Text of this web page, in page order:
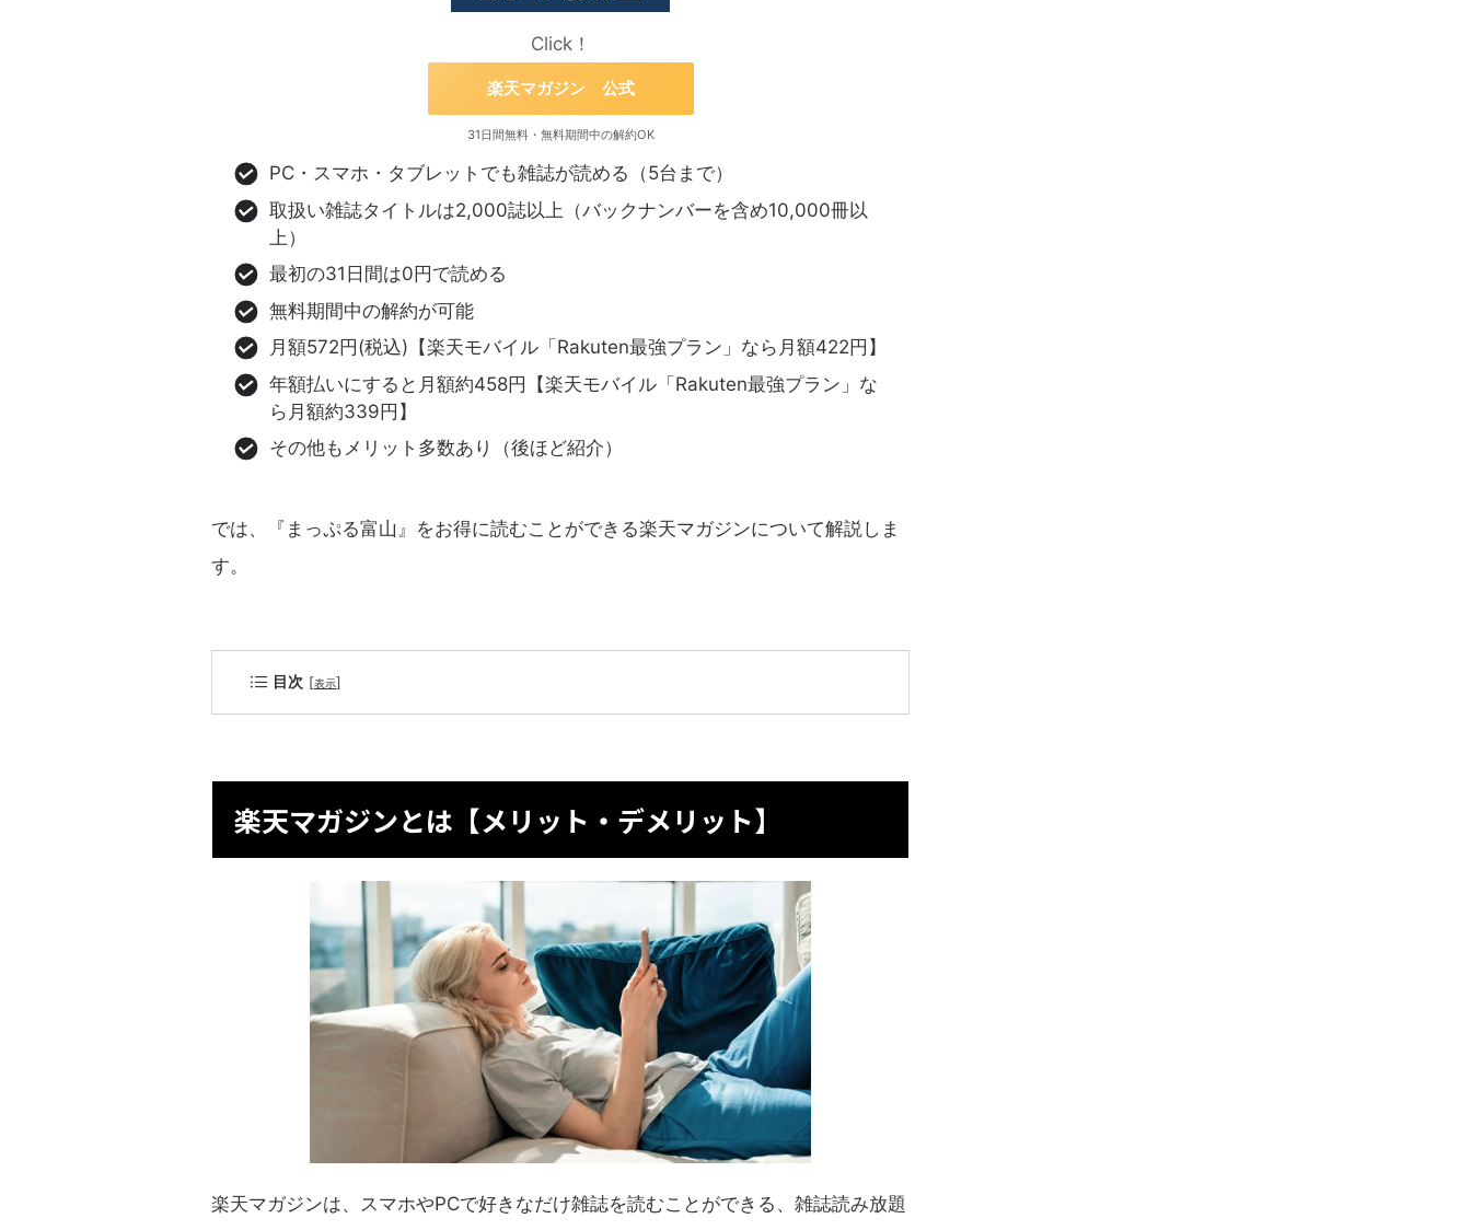
Click！
楽天マガジン 公式
31日間無料・無料期間中の解約OK
PC・スマホ・タブレットでも雑誌が読める（5台まで）
取扱い雑誌タイトルは2,000誌以上（バックナンバーを含め10,000冊以
上）
最初の31日間は0円で読める
無料期間中の解約が可能
月額572円(税込)【楽天モバイル「Rakuten最強プラン」なら月額422円】
年額払いにすると月額約458円【楽天モバイル「Rakuten最強プラン」な
ら月額約339円】
その他もメリット多数あり（後ほど紹介）
では、『まっぷる富山』をお得に読むことができる楽天マガジンについて解説しま
す。
目次 [表示]
楽天マガジンとは【メリット・デメリット】
楽天マガジンは、スマホやPCで好きなだけ雑誌を読むことができる、雑誌読み放題